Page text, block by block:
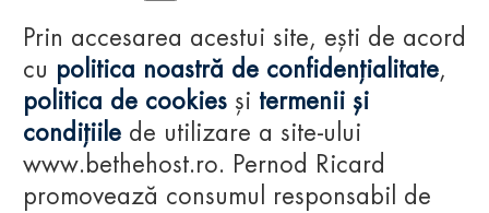
JAMESON GINGER &
LIME
Prin accesarea acestui site, ești de acord
cu politica noastră de confidențialitate,
politica de cookies și termenii și
condițiile de utilizare a site-ului
www.bethehost.ro. Pernod Ricard
promovează consumul responsabil de